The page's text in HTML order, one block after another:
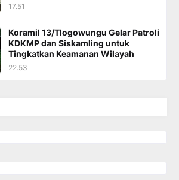
17.51
Koramil 13/Tlogowungu Gelar Patroli
KDKMP dan Siskamling untuk
Tingkatkan Keamanan Wilayah
22.53